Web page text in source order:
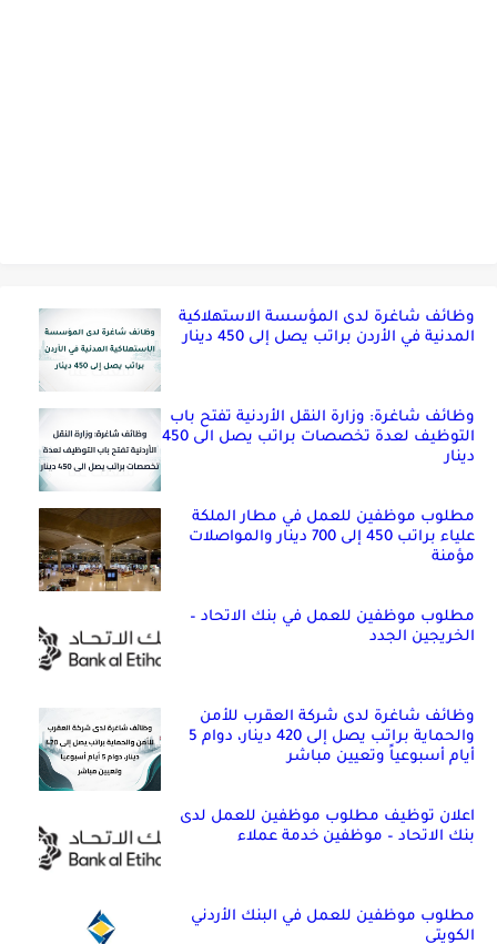
وظائف شاغرة لدى المؤسسة الاستهلاكية
المدنية في الأردن براتب يصل إلى 450 دينار
وظائف شاغرة: وزارة النقل الأردنية تفتح باب
التوظيف لعدة تخصصات براتب يصل الى 450
دينار
مطلوب موظفين للعمل في مطار الملكة
علياء براتب 450 إلى 700 دينار والمواصلات
مؤمنة
مطلوب موظفين للعمل في بنك الاتحاد –
الخريجين الجدد
وظائف شاغرة لدى شركة العقرب للأمن
والحماية براتب يصل إلى 420 دينار، دوام 5
أيام أسبوعياً وتعيين مباشر
اعلان توظيف مطلوب موظفين للعمل لدى
بنك الاتحاد – موظفين خدمة عملاء
مطلوب موظفين للعمل في البنك الأردني
الكويتي